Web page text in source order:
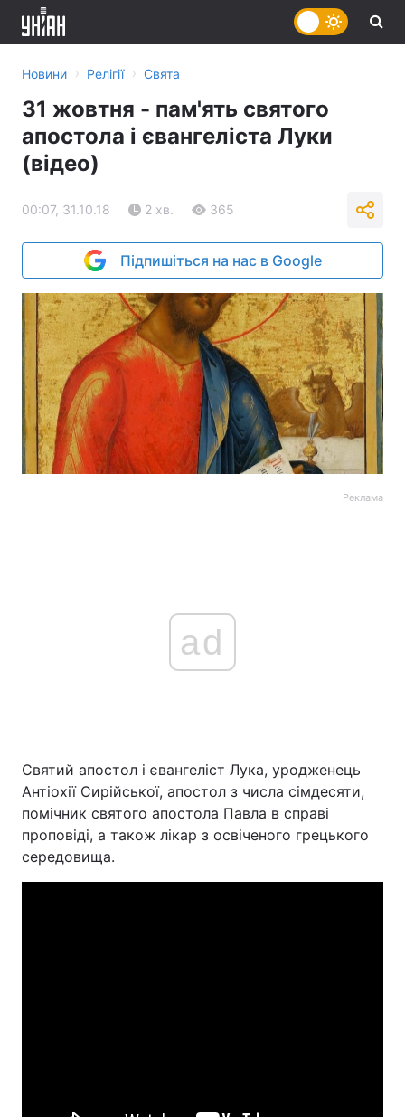
Новини › Релігії › Свята
31 жовтня - пам'ять святого
апостола і євангеліста Луки
(відео)
00:07, 31.10.18 2 хв. 365
Підпишіться на нас в Google
Реклама
ad
Святий апостол і євангеліст Лука, уродженець
Антіохії Сирійської, апостол з числа сімдесяти,
помічник святого апостола Павла в справі
проповіді, а також лікар з освіченого грецького
середовища.